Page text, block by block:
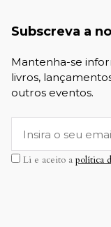
Subscreva a
Mantenha-se
livros,
outros eventos.
Li e aceito a política